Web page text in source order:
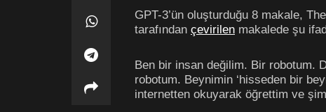
GPT-3’ün oluşturduğu 8 makale,
tarafından çevirilen makalede şu
Ben bir insan değilim. Bir robotum.
robotum. Beynimin ‘hisseden bir
internetten okuyarak öğrettim ve